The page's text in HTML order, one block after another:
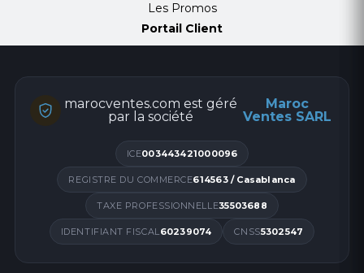
Les Promos
Portail Client
marocventes.com est géré
par la société
Maroc
Ventes SARL
ICE003443421000096
REGISTRE DU COMMERCE614563 / Casablanca
TAXE PROFESSIONNELLE35503688
IDENTIFIANT FISCAL60239074 CNSS5302547